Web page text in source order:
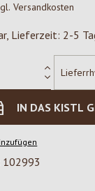
Versandkosten
Lieferzeit: 2-5
IN DAS KISTL
102993